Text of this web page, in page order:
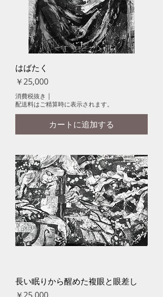
はばたく
価格
￥25,000
消費税抜き |
配送料はご精算時に表示されます。
カートに追加する
長い眠りから醒めた複眼と眼差し
価格
￥25,000